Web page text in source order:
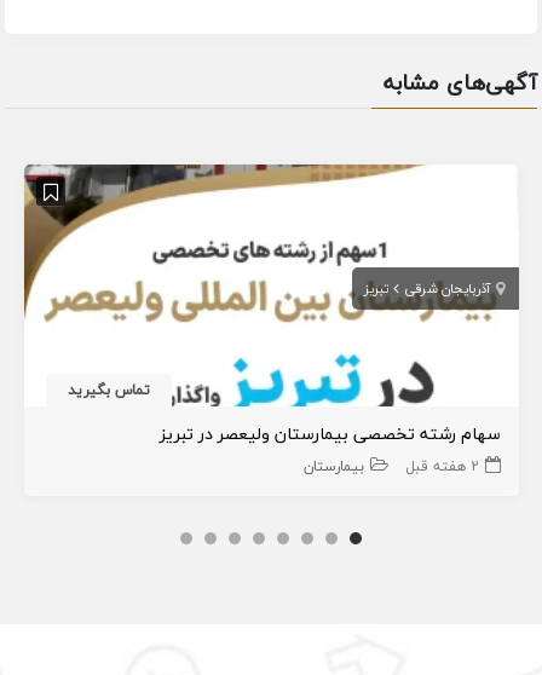
آگهی‌های مشابه
آذربایجان شرقی تبریز
تماس بگیرید
سهام رشته تخصصی بیمارستان ولیعصر در تبریز
2 هفته قبل بیمارستان